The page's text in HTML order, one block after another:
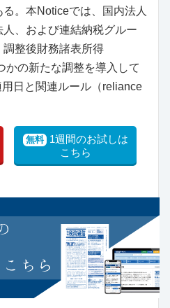
。本Noticeでは、国内法人
、および連結納税グルー
整後財務諸表所得
かの新たな調整を導入して
日と関連ルール（reliance
無料 1週間のお試しは
こちら